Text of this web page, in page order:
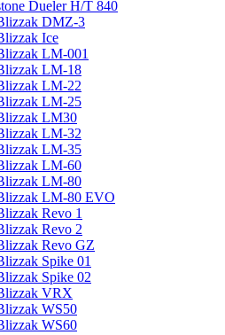
Dueler H/T 840
DMZ-3
Ice
LM-001
LM-18
LM-22
LM-25
LM30
LM-32
LM-35
LM-60
LM-80
LM-80 EVO
Revo 1
Revo 2
Revo GZ
Spike 01
Spike 02
VRX
WS50
WS60